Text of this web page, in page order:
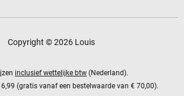
Copyright © 2026 Louis
inclusief wettelijke btw (Nederland).
(gratis vanaf een bestelwaarde van € 70,00).